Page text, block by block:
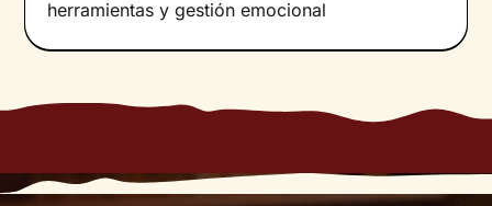
herramientas y gestión emocional